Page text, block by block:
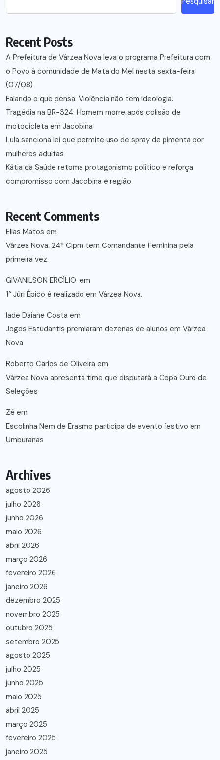
Recent Posts
A Prefeitura de Várzea Nova leva o programa Prefeitura com
o Povo à comunidade de Mata do Mel nesta sexta-feira
(07/08)
Falando o que pensa: Violência não tem ideologia.
Tragédia na BR-324: Homem morre após colisão de
motocicleta em Jacobina
Lula sanciona lei que permite uso de spray de pimenta por
mulheres adultas
Kátia da Saúde retoma protagonismo político e reforça
compromisso com Jacobina e região
Recent Comments
Elias Matos em
Várzea Nova: 24ª Cipm tem Comandante Feminina pela
primeira vez.
GIVANILSON ERCÍLIO. em
1° Júri Épico é realizado em Várzea Nova.
lade Daiane Costa em
Jogos Estudantis premiaram dezenas de alunos em Várzea
Nova
Roberto Carlos de Oliveira em
Várzea Nova apresenta time que disputará a Copa Ouro de
Seleções
Zé em
Escolinha Nem de Erasmo participa de evento festivo em
Umburanas
Archives
agosto 2026
julho 2026
junho 2026
maio 2026
abril 2026
março 2026
fevereiro 2026
janeiro 2026
dezembro 2025
novembro 2025
outubro 2025
setembro 2025
agosto 2025
julho 2025
junho 2025
maio 2025
abril 2025
março 2025
fevereiro 2025
janeiro 2025